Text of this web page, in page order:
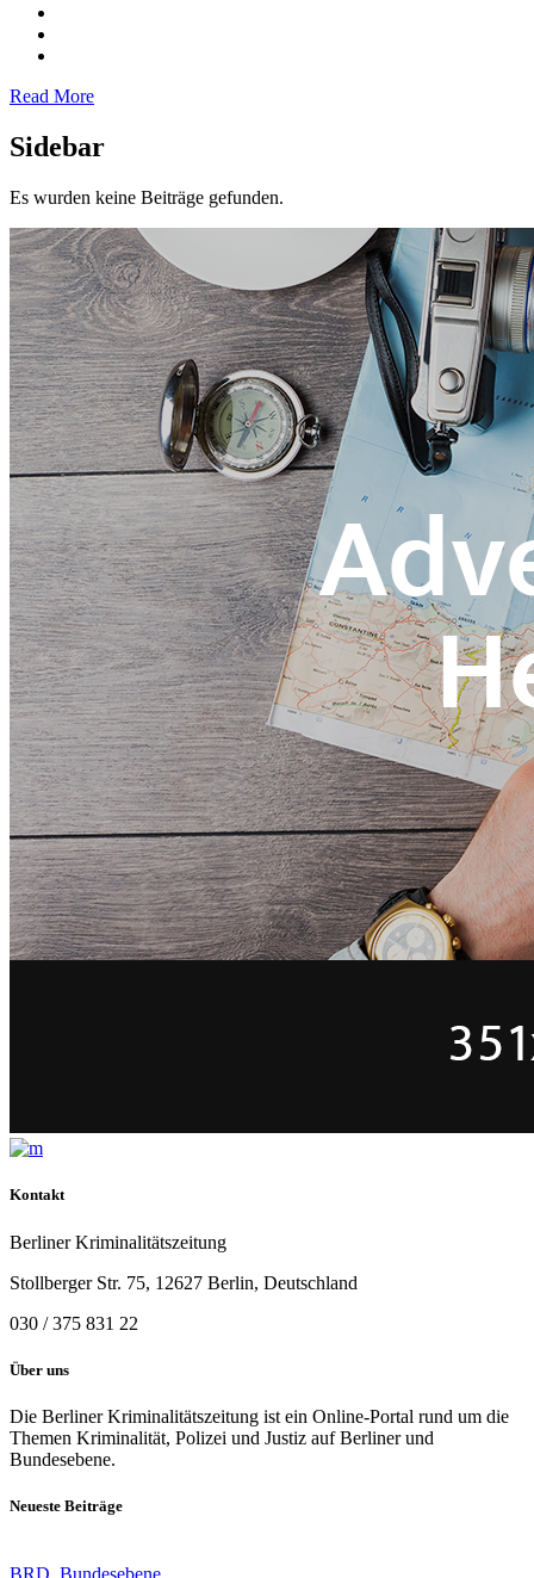
Read More
Sidebar
Es wurden keine Beiträge gefunden.
Kontakt
Berliner Kriminalitätszeitung
Stollberger Str. 75, 12627 Berlin, Deutschland
030 / 375 831 22
Über uns
Die Berliner Kriminalitätszeitung ist ein Online-Portal rund um die
Themen Kriminalität, Polizei und Justiz auf Berliner und
Bundesebene.
Neueste Beiträge